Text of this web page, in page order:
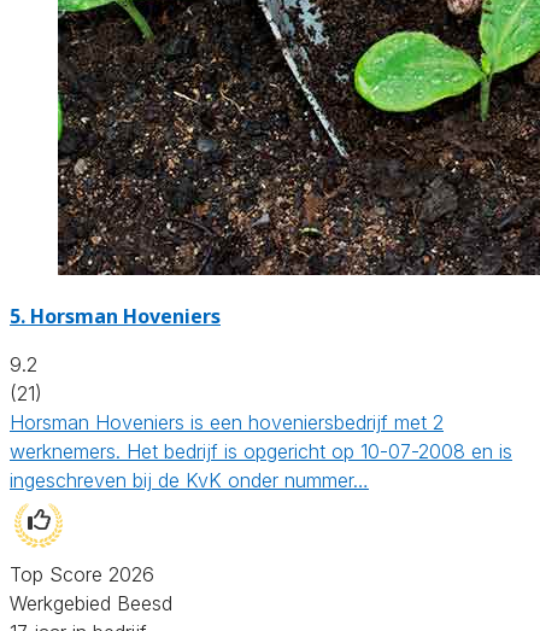
5. Horsman Hoveniers
9.2
(21)
Horsman Hoveniers is een hoveniersbedrijf met 2
werknemers. Het bedrijf is opgericht op 10-07-2008 en is
ingeschreven bij de KvK onder nummer…
Top Score 2026
Werkgebied Beesd